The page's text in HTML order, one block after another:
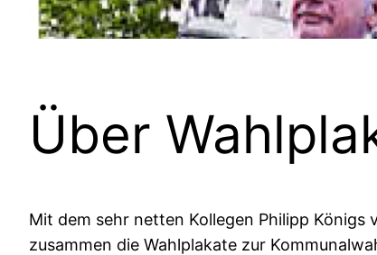
Über
Mit dem sehr netten Kollegen Philipp Königs
zusammen die Wahlplakate zur